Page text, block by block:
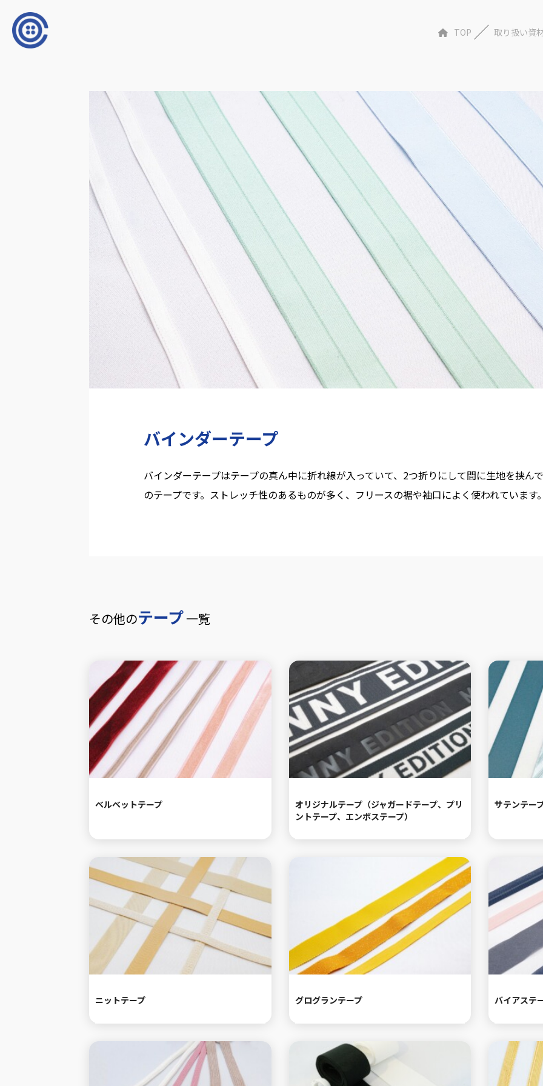
TOP 取り扱い資
バインダーテープ
バインダーテープはテープの真ん中に折れ線が入っていて、2つ折りにして間に生地を挟ん
のテープです。ストレッチ性のあるものが多く、フリースの裾や袖口によく使われています
その他のテープ一覧
ベルベットテープ
オリジナルテープ（ジャガードテープ、プリ
ントテープ、エンボステープ）
サテンテー
ニットテープ グログランテープ バイアステ